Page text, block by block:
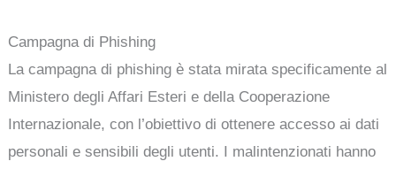
Campagna di Phishing
La campagna di phishing è stata mirata specificamente al
Ministero degli Affari Esteri e della Cooperazione
Internazionale, con l’obiettivo di ottenere accesso ai dati
personali e sensibili degli utenti. I malintenzionati hanno